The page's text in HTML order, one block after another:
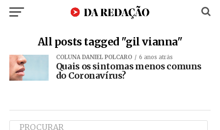
All posts tagged "gil vianna"
COLUNA DANIEL POLCARO 6 anos atrás
Quais os sintomas menos comuns
do Coronavírus?